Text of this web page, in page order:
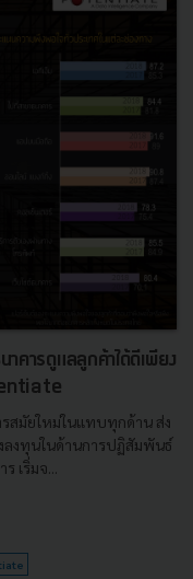
ารดูแลลูกค้าได้ดีเพียง
สมัยใหม่ในแทบทุกด้าน ส่ง
ลงทุนในด้านการปฏิสัมพันธ์
ริ่มจ...